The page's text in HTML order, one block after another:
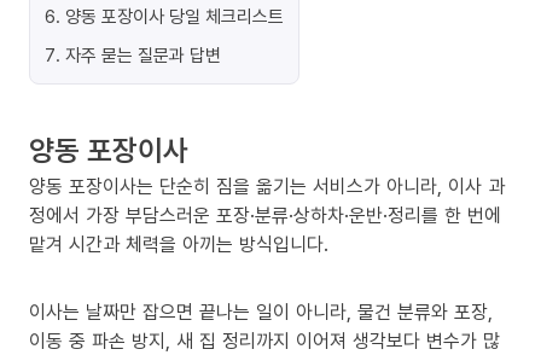
6. 양동 포장이사 당일 체크리스트
7. 자주 묻는 질문과 답변
양동 포장이사
양동 포장이사는 단순히 짐을 옮기는 서비스가 아니라, 이사 과
정에서 가장 부담스러운 포장·분류·상하차·운반·정리를 한 번에
맡겨 시간과 체력을 아끼는 방식입니다.
이사는 날짜만 잡으면 끝나는 일이 아니라, 물건 분류와 포장,
이동 중 파손 방지, 새 집 정리까지 이어져 생각보다 변수가 많